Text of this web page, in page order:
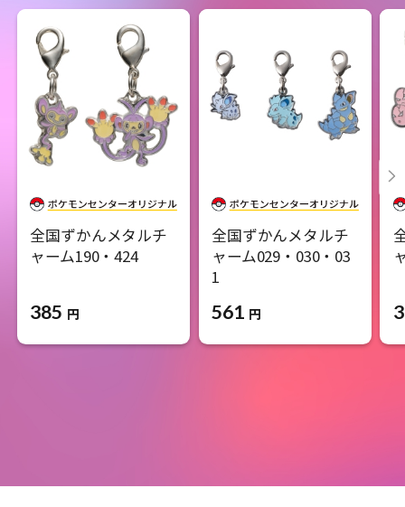
全国ずかんメタルチ
ャーム190・424
385 円
全国ずかんメタルチ
ャーム029・030・03
1​
561 円